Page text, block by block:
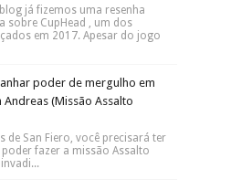
já fizemos uma resenha
sobre CupHead , um dos
em 2017. Apesar do jogo
poder de mergulho em
Andreas (Missão Assalto
de San Fiero, você precisará ter
fazer a missão Assalto